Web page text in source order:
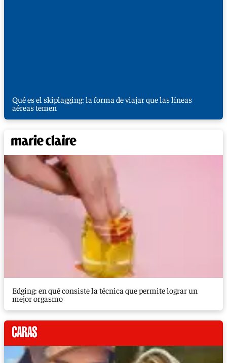
Qué es el skiplagging: la forma de viajar que las líneas
aéreas temen
Edging: en qué consiste la técnica que permite lograr un
mejor orgasmo